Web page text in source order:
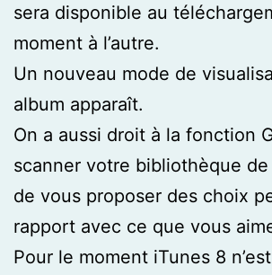
sera disponible au
moment à l’autre.
Un nouveau mode de
album apparaît.
On a aussi droit à la fonction
scanner votre bibliothèque
de vous proposer des choix
rapport avec ce que vous
Pour le moment iTunes 8